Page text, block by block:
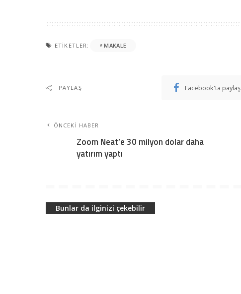
ETIKETLER: MAKALE
PAYLAŞ Facebook'ta paylaş
ÖNCEKI HABER
Zoom Neat’e 30 milyon dolar daha
yatırım yaptı
Bunlar da ilginizi çekebilir